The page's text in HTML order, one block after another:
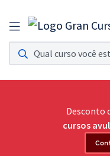
Assinatura Ilimitada
Acesso a todos os cursos.
Assinatura OAB Até
Acesso ilimitado a toda
Desconto
cursos